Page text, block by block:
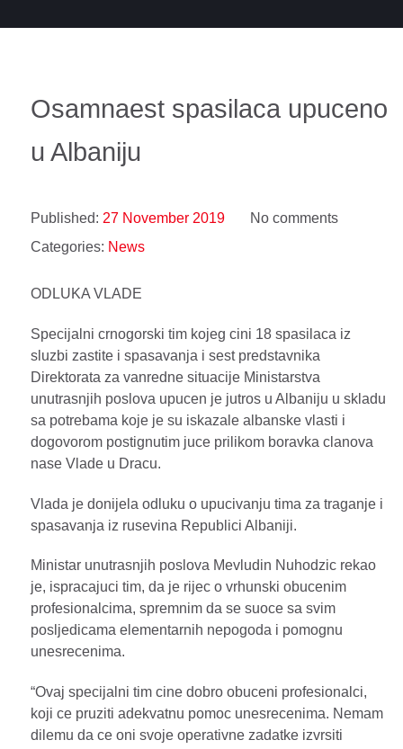
Osamnaest spasilaca upuceno
u Albaniju
Published: 27 November 2019
No comments
Categories: News
ODLUKA VLADE
Specijalni crnogorski tim kojeg cini 18 spasilaca iz
sluzbi zastite i spasavanja i sest predstavnika
Direktorata za vanredne situacije Ministarstva
unutrasnjih poslova upucen je jutros u Albaniju u skladu
sa potrebama koje je su iskazale albanske vlasti i
dogovorom postignutim juce prilikom boravka clanova
nase Vlade u Dracu.
Vlada je donijela odluku o upucivanju tima za traganje i
spasavanja iz rusevina Republici Albaniji.
Ministar unutrasnjih poslova Mevludin Nuhodzic rekao
je, ispracajuci tim, da je rijec o vrhunski obucenim
profesionalcima, spremnim da se suoce sa svim
posljedicama elementarnih nepogoda i pomognu
unesrecenima.
“Ovaj specijalni tim cine dobro obuceni profesionalci,
koji ce pruziti adekvatnu pomoc unesrecenima. Nemam
dilemu da ce oni svoje operativne zadatke izvrsiti